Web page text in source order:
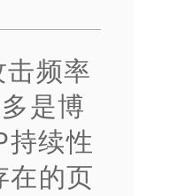
频率
是博
持续性
在的页